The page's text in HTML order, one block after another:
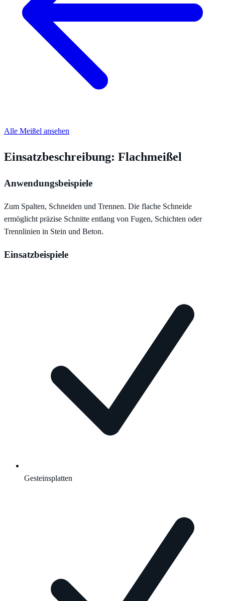
Alle Meißel ansehen
Einsatzbeschreibung: Flachmeißel
Anwendungsbeispiele
Zum Spalten, Schneiden und Trennen. Die flache Schneide
ermöglicht präzise Schnitte entlang von Fugen, Schichten oder
Trennlinien in Stein und Beton.
Einsatzbeispiele
Gesteinsplatten